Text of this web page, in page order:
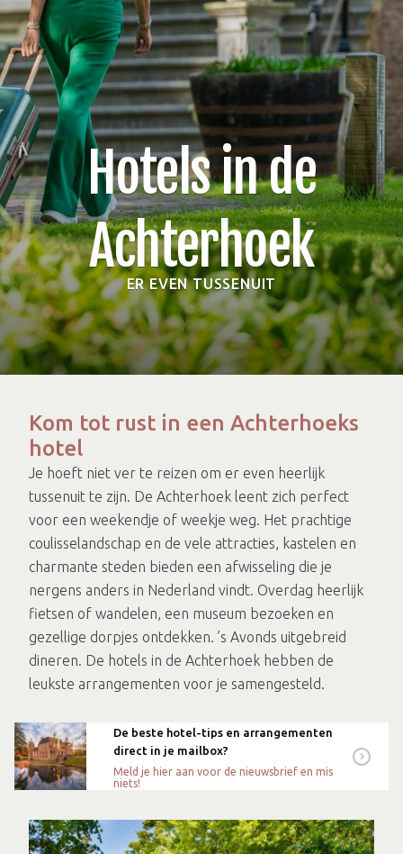
Hotels in de
Achterhoek
ER EVEN TUSSENUIT
Kom tot rust in een Achterhoeks
hotel
Je hoeft niet ver te reizen om er even heerlijk
tussenuit te zijn. De Achterhoek leent zich perfect
voor een weekendje of weekje weg. Het prachtige
coulisselandschap en de vele attracties, kastelen en
charmante steden bieden een afwisseling die je
nergens anders in Nederland vindt. Overdag heerlijk
fietsen of wandelen, een museum bezoeken en
gezellige dorpjes ontdekken. ’s Avonds uitgebreid
dineren. De hotels in de Achterhoek hebben de
leukste arrangementen voor je samengesteld.
De beste hotel-tips en arrangementen
direct in je mailbox?
Meld je hier aan voor de nieuwsbrief en mis
niets!